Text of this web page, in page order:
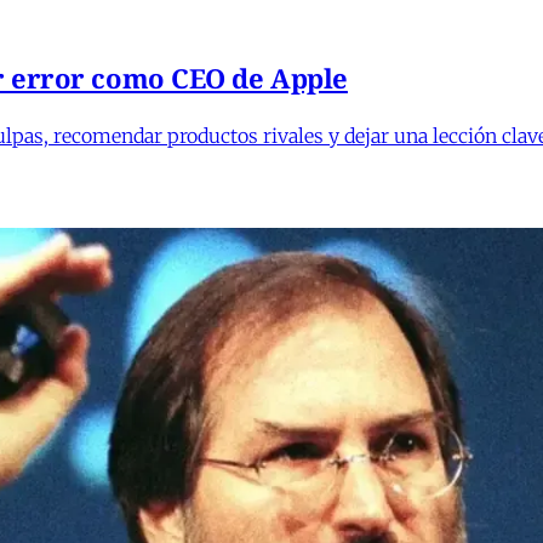
como CEO de Apple
recomendar productos rivales y dejar una lección